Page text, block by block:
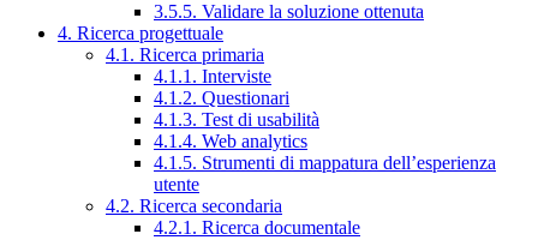
3.5.5. Validare la soluzione ottenuta
4. Ricerca progettuale
4.1. Ricerca primaria
4.1.1. Interviste
4.1.2. Questionari
4.1.3. Test di usabilità
4.1.4. Web analytics
4.1.5. Strumenti di mappatura dell’esperienza
utente
4.2. Ricerca secondaria
4.2.1. Ricerca documentale